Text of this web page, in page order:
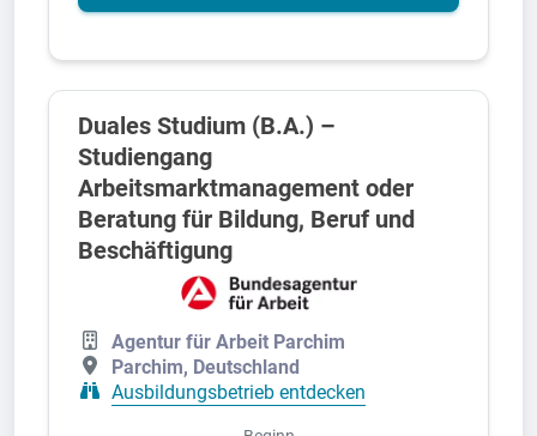
Duales Studium (B.A.) –
Studiengang
Arbeitsmarktmanagement oder
Beratung für Bildung, Beruf und
Beschäftigung
Agentur für Arbeit Parchim
Parchim, Deutschland
Ausbildungsbetrieb entdecken